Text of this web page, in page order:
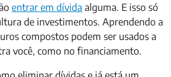
entrar em dívida alguma. E isso só
de investimentos. Aprendendo a
compostos podem ser usados a
você, como no financiamento.